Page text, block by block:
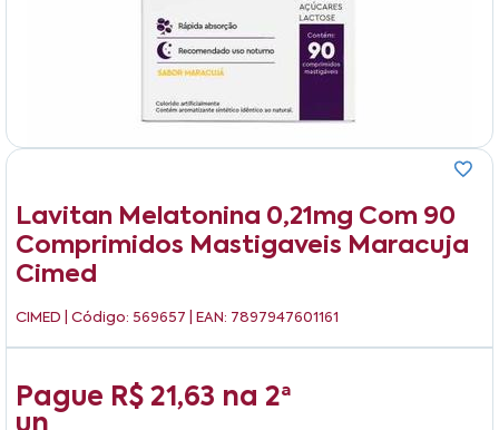
Lavitan Melatonina 0,21mg Com 90
Comprimidos Mastigaveis Maracuja
Cimed
CIMED | Código: 569657 | EAN: 7897947601161
Pague R$ 21,63 na 2ª
un